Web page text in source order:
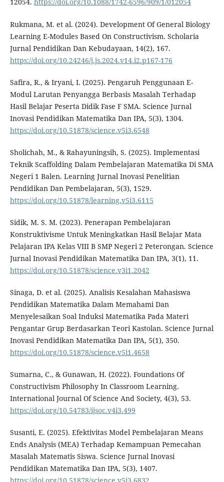
12054. https://doi.org/10.1088/1742-6596/909/1/012054
Rukmana, M. et al. (2024). Development Of General Biology
Learning E-Modules Based On Constructivism. Scholaria
Jurnal Pendidikan Dan Kebudayaan, 14(2), 167.
https://doi.org/10.24246/j.js.2024.v14.i2.p167-176
Safira, R., & Iryani, I. (2025). Pengaruh Penggunaan E-
Modul Larutan Penyangga Berbasis Masalah Terhadap
Hasil Belajar Peserta Didik Fase F SMA. Science Jurnal
Inovasi Pendidikan Matematika Dan IPA, 5(3), 1304.
https://doi.org/10.51878/science.v5i3.6548
Sholichah, M., & Rahayuningsih, S. (2025). Implementasi
Teknik Scaffolding Dalam Pembelajaran Matematika Di SMA
Negeri 1 Balen. Learning Jurnal Inovasi Penelitian
Pendidikan Dan Pembelajaran, 5(3), 1529.
https://doi.org/10.51878/learning.v5i3.6115
Sidik, M. S. M. (2023). Penerapan Pembelajaran
Konstruktivisme Untuk Meningkatkan Hasil Belajar Mata
Pelajaran IPA Kelas VIII B SMP Negeri 2 Peterongan. Science
Jurnal Inovasi Pendidikan Matematika Dan IPA, 3(1), 11.
https://doi.org/10.51878/science.v3i1.2042
Sinaga, D. et al. (2025). Analisis Kesalahan Mahasiswa
Pendidikan Matematika Dalam Memahami Dan
Menyelesaikan Soal Induksi Matematika Pada Materi
Pengantar Grup Berdasarkan Teori Kastolan. Science Jurnal
Inovasi Pendidikan Matematika Dan IPA, 5(1), 350.
https://doi.org/10.51878/science.v5i1.4658
Sumarna, C., & Gunawan, H. (2022). Foundations Of
Constructivism Philosophy In Classroom Learning.
International Journal Of Science And Society, 4(3), 53.
https://doi.org/10.54783/ijsoc.v4i3.499
Susanti, E. (2025). Efektivitas Model Pembelajaran Means
Ends Analysis (MEA) Terhadap Kemampuan Pemecahan
Masalah Matematis Siswa. Science Jurnal Inovasi
Pendidikan Matematika Dan IPA, 5(3), 1407.
https://doi.org/10.51878/science.v5i3.6832